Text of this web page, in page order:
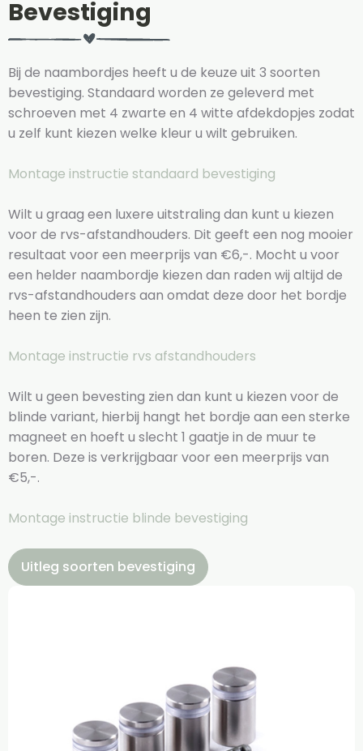
Bevestiging
Bij de naambordjes heeft u de keuze uit 3 soorten
bevestiging. Standaard worden ze geleverd met
schroeven met 4 zwarte en 4 witte afdekdopjes zodat
u zelf kunt kiezen welke kleur u wilt gebruiken.
Montage instructie standaard bevestiging
Wilt u graag een luxere uitstraling dan kunt u kiezen
voor de rvs-afstandhouders. Dit geeft een nog mooier
resultaat voor een meerprijs van €6,-. Mocht u voor
een helder naambordje kiezen dan raden wij altijd de
rvs-afstandhouders aan omdat deze door het bordje
heen te zien zijn.
Montage instructie rvs afstandhouders
Wilt u geen bevesting zien dan kunt u kiezen voor de
blinde variant, hierbij hangt het bordje aan een sterke
magneet en hoeft u slecht 1 gaatje in de muur te
boren. Deze is verkrijgbaar voor een meerprijs van
€5,-.
Montage instructie blinde bevestiging
Uitleg soorten bevestiging